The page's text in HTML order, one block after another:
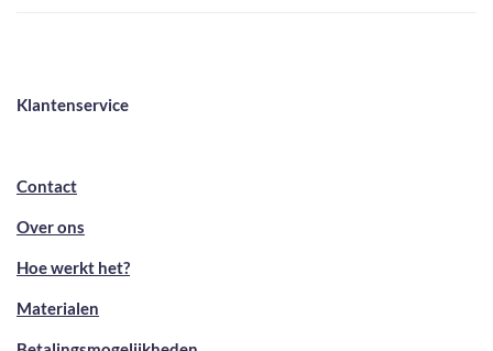
Klantenservice
Contact
Over ons
Hoe werkt het?
Materialen